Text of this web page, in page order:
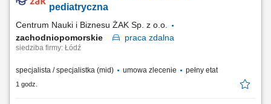
ФАРБУВАЛЬНИК - фарбування пістолетом; ЕЛЕКТРИК -
pediatryczna
Centrum Nauki i Biznesu ŻAK Sp. z o.o.
zachodniopomorskie
praca zdalna
siedziba firmy: Łódź
specjalista / specjalistka (mid) umowa zlecenie pełny etat
1 godz.